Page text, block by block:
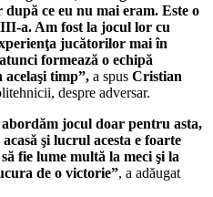
ce eu nu mai eram. Este o
a. Am fost la jocul lor cu
jucătorilor mai în
formează o echipă
timp”, a spus Cristian
despre adversar.
jocul doar pentru asta,
şi lucrul acesta e foarte
fie lume multă la meci şi la
de o victorie”, a adăugat